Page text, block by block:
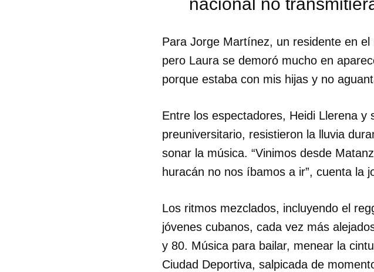
Para Jorge Martínez, un residente en
pero Laura se demoró mucho en
porque estaba con mis hijas y no
Entre los espectadores, Heidi Llerena
preuniversitario, resistieron la lluvia
sonar la música. “Vinimos desde
huracán no nos íbamos a ir”, cuenta la
Los ritmos mezclados, incluyendo el
jóvenes cubanos, cada vez más
y 80. Música para bailar, menear la
Ciudad Deportiva, salpicada de